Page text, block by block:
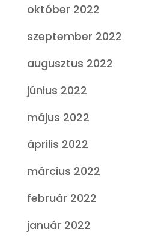
október 2022
szeptember 2022
augusztus 2022
június 2022
május 2022
április 2022
március 2022
február 2022
január 2022